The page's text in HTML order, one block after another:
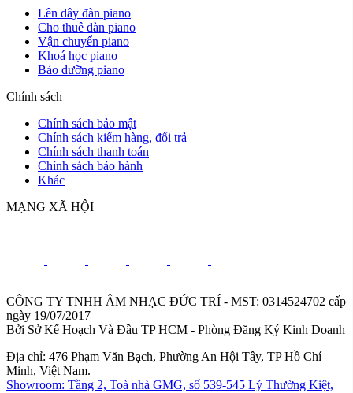
Lên dây đàn piano
Cho thuê đàn piano
Vận chuyển piano
Khoá học piano
Bảo dưỡng piano
Chính sách
Chính sách bảo mật
Chính sách kiểm hàng, đổi trả
Chính sách thanh toán
Chính sách bảo hành
Khác
MẠNG XÃ HỘI
CÔNG TY TNHH ÂM NHẠC ĐỨC TRÍ - MST: 0314524702 cấp
ngày 19/07/2017
Bởi Sở Kế Hoạch Và Đầu TP HCM - Phòng Đăng Ký Kinh Doanh
Địa chỉ: 476 Phạm Văn Bạch, Phường An Hội Tây, TP Hồ Chí
Minh, Việt Nam.
Showroom: Tầng 2, Toà nhà GMG, số 539-545 Lý Thường Kiệt,